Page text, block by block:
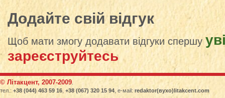
Додайте свій відгук
Щоб мати змогу додавати відгуки спершу
зареєструйтесь
© Літакцент, 2007-2009
тел.: +38 (044) 463 59 16 +38 (067) 320 15 94 , е-маіl: redaktor(вухо)litakcent.com